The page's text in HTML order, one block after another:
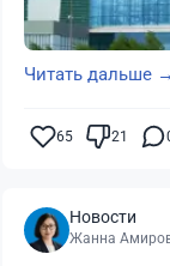
Читать дальше →
65 21
Новости
Жанна